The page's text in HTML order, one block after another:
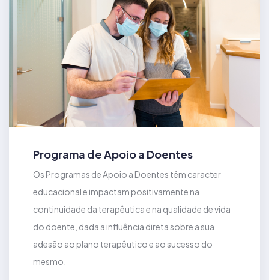
Programa de Apoio a Doentes
Os Programas de Apoio a Doentes têm caracter
educacional e impactam positivamente na
continuidade da terapêutica e na qualidade de vida
do doente, dada a influência direta sobre a sua
adesão ao plano terapêutico e ao sucesso do
mesmo.